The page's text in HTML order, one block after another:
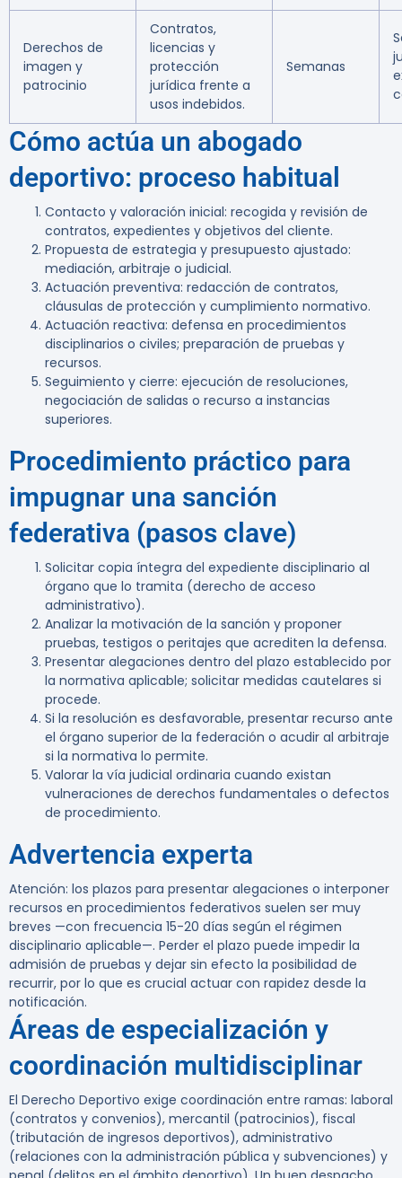
Derechos de
imagen y
patrocinio
Contratos,
licencias y
protección
jurídica frente a
usos indebidos.
Semanas
Cómo actúa un abogado
deportivo: proceso habitual
Contacto y valoración inicial: recogida y revisión de
contratos, expedientes y objetivos del cliente.
Propuesta de estrategia y presupuesto ajustado:
mediación, arbitraje o judicial.
Actuación preventiva: redacción de contratos,
cláusulas de protección y cumplimiento normativo.
Actuación reactiva: defensa en procedimientos
disciplinarios o civiles; preparación de pruebas y
recursos.
Seguimiento y cierre: ejecución de resoluciones,
negociación de salidas o recurso a instancias
superiores.
Procedimiento práctico para
impugnar una sanción
federativa (pasos clave)
Solicitar copia íntegra del expediente disciplinario al
órgano que lo tramita (derecho de acceso
administrativo).
Analizar la motivación de la sanción y proponer
pruebas, testigos o peritajes que acrediten la defensa.
Presentar alegaciones dentro del plazo establecido por
la normativa aplicable; solicitar medidas cautelares si
procede.
Si la resolución es desfavorable, presentar recurso ante
el órgano superior de la federación o acudir al arbitraje
si la normativa lo permite.
Valorar la vía judicial ordinaria cuando existan
vulneraciones de derechos fundamentales o defectos
de procedimiento.
Advertencia experta
Atención: los plazos para presentar alegaciones o interponer
recursos en procedimientos federativos suelen ser muy
breves —con frecuencia 15-20 días según el régimen
disciplinario aplicable—. Perder el plazo puede impedir la
admisión de pruebas y dejar sin efecto la posibilidad de
recurrir, por lo que es crucial actuar con rapidez desde la
notificación.
Áreas de especialización y
coordinación multidisciplinar
El Derecho Deportivo exige coordinación entre ramas: laboral
(contratos y convenios), mercantil (patrocinios), fiscal
(tributación de ingresos deportivos), administrativo
(relaciones con la administración pública y subvenciones) y